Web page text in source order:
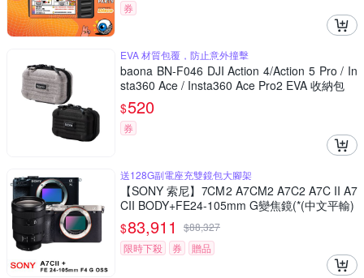
券
EVA 材質包覆，防止意外撞擊
baona BN-F046 DJI Action 4/Action 5 Pro / In
sta360 Ace / Insta360 Ace Pro2 EVA 收納包
$520
券
送128G副電座充雙鏡包大腳架
【SONY 索尼】7CM2 A7CM2 A7C2 A7C II A7
CII BODY+FE24-105mm G變焦鏡(*(中文平輸)
$83,911 $88,327
限時下殺
券 贈品